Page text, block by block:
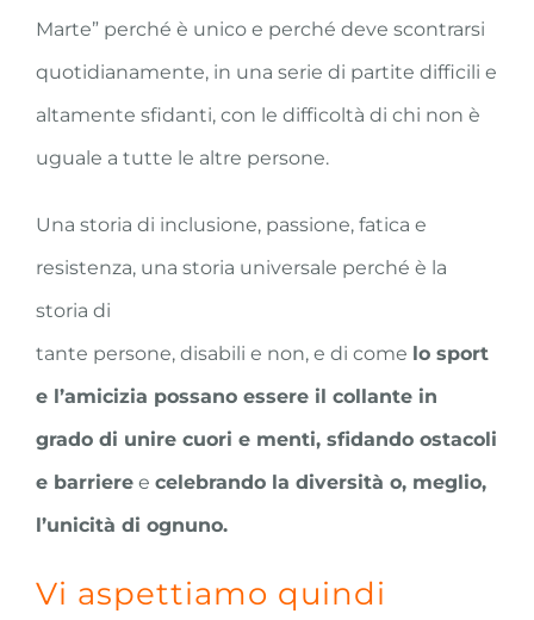
Marte” perché è unico e perché deve scontrarsi
quotidianamente, in una serie di partite difficili e
altamente sfidanti, con le difficoltà di chi non è
uguale a tutte le altre persone.
Una storia di inclusione, passione, fatica e
resistenza, una storia universale perché è la
storia di
tante persone, disabili e non, e di come lo sport
e l’amicizia possano essere il collante in
grado di unire cuori e menti, sfidando ostacoli
e barriere e celebrando la diversità o, meglio,
l’unicità di ognuno.
Vi aspettiamo quindi